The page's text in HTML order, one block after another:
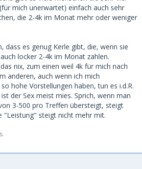
mich unerwartet) einfach auch sehr
die 2-4k im Monat mehr oder weniger
dass es genug Kerle gibt, die, wenn sie
locker 2-4k im Monat zahlen.
nix, zum einen weil 4k für mich nach
anderen, auch wenn ich mich
hohe Vorstellungen haben, tun es i.d.R.
der Sex meist mies. Sprich, wenn man
3-500 pro Treffen übersteigt, steigt
"Leistung" steigt nicht mehr mit.